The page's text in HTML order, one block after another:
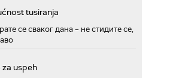
tusiranja
се сваког дана – не стидите се,
uspeh